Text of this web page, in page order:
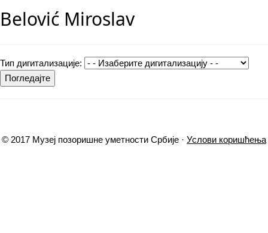
Belović Miroslav
Тип дигитализације:
Погледајте
© 2017 Музеј позоришне уметности Србије · Услови коришћења